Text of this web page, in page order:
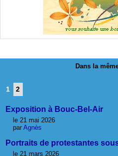
Dans la
1 2
Exposition à Bouc-Bel-Air
le 21 mai 2026
par Agnès
Portraits de protestantes
le 21 mars 2026